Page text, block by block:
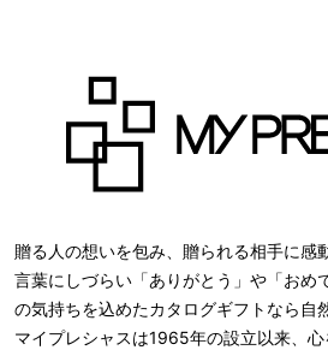
贈る人の想いを包み、贈られる相手に感
言葉にしづらい「ありがとう」や「おめ
の気持ちを込めたカタログギフトなら自
マイプレシャスは1965年の設立以来、